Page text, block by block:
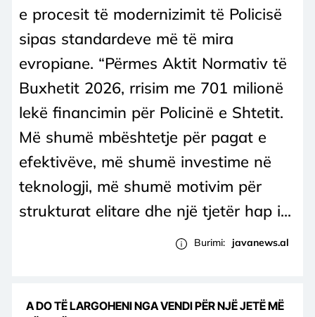
e procesit të modernizimit të Policisë
sipas standardeve më të mira
evropiane. “Përmes Aktit Normativ të
Buxhetit 2026, rrisim me 701 milionë
lekë financimin për Policinë e Shtetit.
Më shumë mbështetje për pagat e
efektivëve, më shumë investime në
teknologji, më shumë motivim për
strukturat elitare dhe një tjetër hap i...
Burimi: javanews.al
A DO TË LARGOHENI NGA VENDI PËR NJË JETË MË